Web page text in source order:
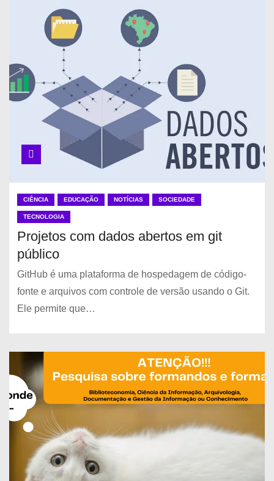
CIÊNCIA EDUCAÇÃO NOTÍCIAS SOCIEDADE
TECNOLOGIA
Projetos com dados abertos em git
público
GitHub é uma plataforma de hospedagem de código-
fonte e arquivos com controle de versão usando o Git.
Ele permite que…